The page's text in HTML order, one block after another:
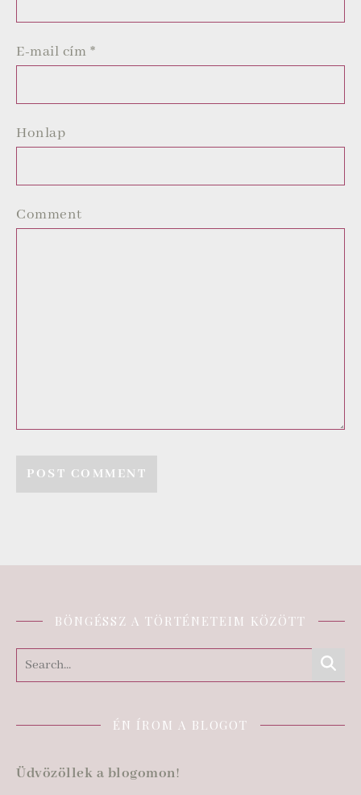
E-mail cím *
Honlap
Comment
BÖNGÉSSZ A TÖRTÉNETEIM KÖZÖTT
ÉN ÍROM A BLOGOT
Üdvözöllek a blogomon!